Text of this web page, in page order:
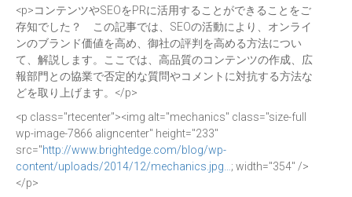
<p>コンテンツやSEOをPRに活用することができることをご
存知でした？ この記事では、SEOの活動により、オンライ
ンのブランド価値を高め、御社の評判を高める方法につい
て、解説します。ここでは、高品質のコンテンツの作成、広
報部門との協業で否定的な質問やコメントに対抗する方法な
どを取り上げます。</p>
<p class="rtecenter"><img alt="mechanics" class="size-full
wp-image-7866 aligncenter" height="233"
src="http://www.brightedge.com/blog/wp-
content/uploads/2014/12/mechanics.jpg… ; width="354" />
</p>